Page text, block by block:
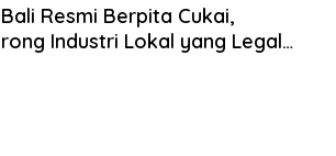
Resmi Berpita Cukai,
Industri Lokal yang Legal